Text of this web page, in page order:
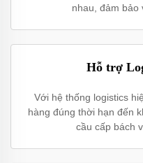
nhau, đảm bảo
Hỗ trợ
Với hệ thống logistics
hàng đúng thời hạn đến
cầu cấp bách